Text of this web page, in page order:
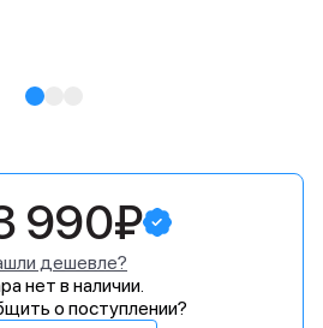
990₽
дешевле?
нет в наличии.
о поступлении?